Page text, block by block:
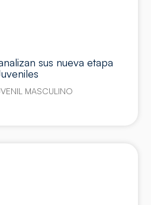
sus nueva etapa
MASCULINO